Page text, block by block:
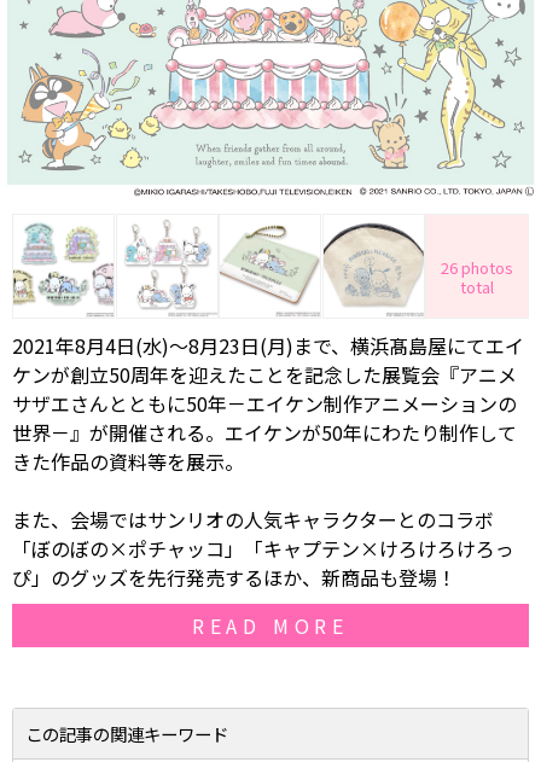
26 photos
total
2021年8月4日(水)～8月23日(月)まで、横浜髙島屋にてエイ
ケンが創立50周年を迎えたことを記念した展覧会『アニメ
サザエさんとともに50年－エイケン制作アニメーションの
世界－』が開催される。エイケンが50年にわたり制作して
きた作品の資料等を展示。
また、会場ではサンリオの人気キャラクターとのコラボ
「ぼのぼの×ポチャッコ」「キャプテン×けろけろけろっ
ぴ」のグッズを先行発売するほか、新商品も登場！
READ MORE
この記事の関連キーワード